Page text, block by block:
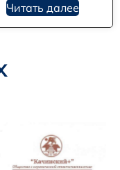
Читать далее